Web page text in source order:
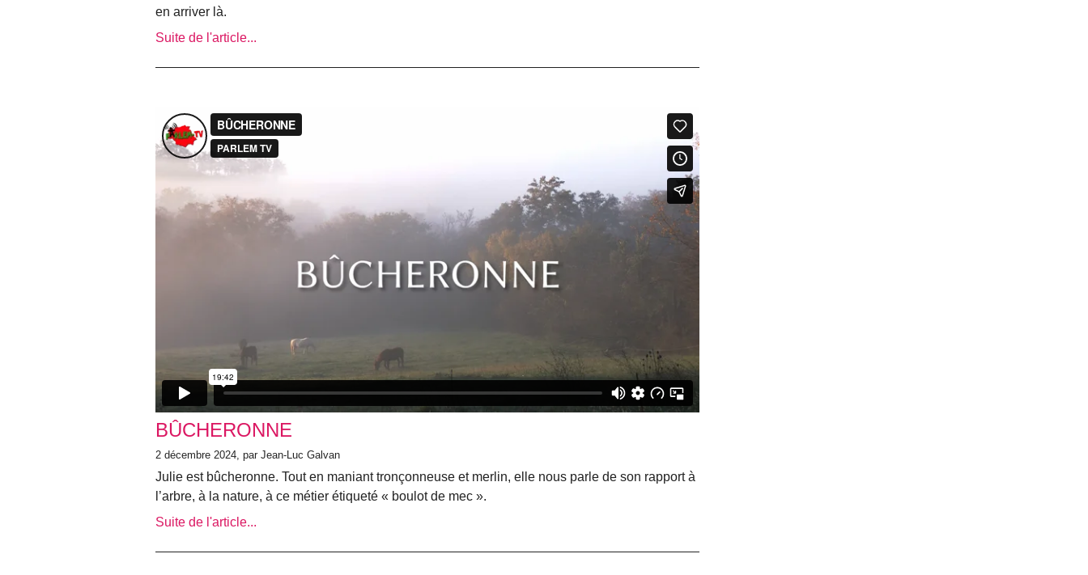
en arriver là.
Suite de l'article...
BÛCHERONNE
2 décembre 2024, par Jean-Luc Galvan
Julie est bûcheronne. Tout en maniant tronçonneuse et merlin, elle nous parle de son rapport à
l’arbre, à la nature, à ce métier étiqueté « boulot de mec ».
Suite de l'article...